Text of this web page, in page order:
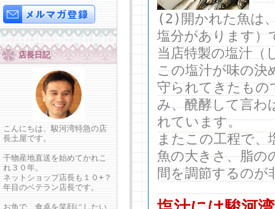
店長日記
こんにちは、駿河湾特急の店
長土屋です。
干物産地直送を始めてかれこ
れ３０年。
ネットショップ店長も１０+？
年目のベテラン店長です。
お魚で、食卓を笑顔にしたい
(2)開かれた魚は
塩分があります）
当店特製の塩汁（
この塩汁が味の決
守られてきたもの
み、醗酵して言わ
れています。
またこの工程で、
魚の大きさ、脂の
間を調節するのが